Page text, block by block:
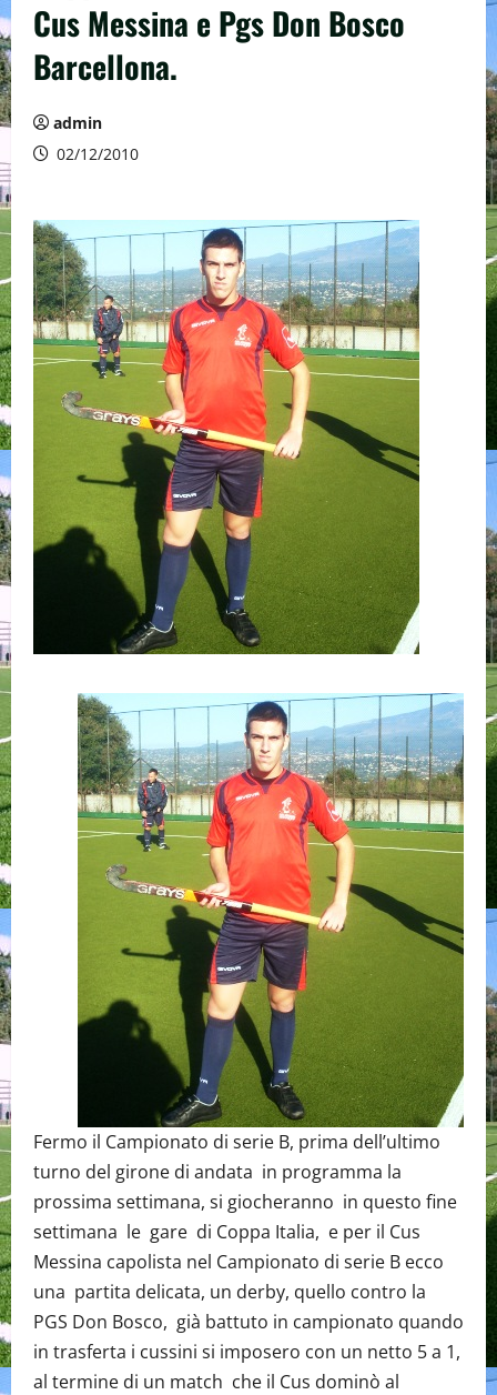
Cus Messina e Pgs Don Bosco
Barcellona.
admin
02/12/2010
Fermo il Campionato di serie B, prima dell’ultimo
turno del girone di andata in programma la
prossima settimana, si giocheranno in questo fine
settimana le gare di Coppa Italia, e per il Cus
Messina capolista nel Campionato di serie B ecco
una partita delicata, un derby, quello contro la
PGS Don Bosco, già battuto in campionato quando
in trasferta i cussini si imposero con un netto 5 a 1,
al termine di un match che il Cus dominò al